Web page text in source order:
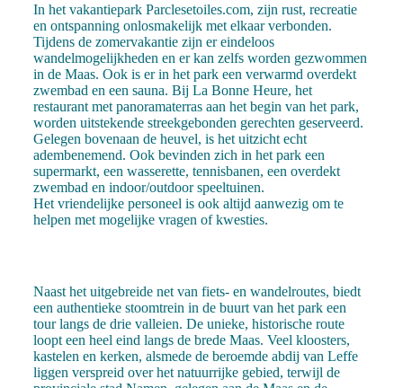
In het vakantiepark Parclesetoiles.com, zijn rust, recreatie
en ontspanning onlosmakelijk met elkaar verbonden.
Tijdens de zomervakantie zijn er eindeloos
wandelmogelijkheden en er kan zelfs worden gezwommen
in de Maas. Ook is er in het park een verwarmd overdekt
zwembad en een sauna. Bij La Bonne Heure, het
restaurant met panoramaterras aan het begin van het park,
worden uitstekende streekgebonden gerechten geserveerd.
Gelegen bovenaan de heuvel, is het uitzicht echt
adembenemend. Ook bevinden zich in het park een
supermarkt, een wasserette, tennisbanen, een overdekt
zwembad en indoor/outdoor speeltuinen.
Het vriendelijke personeel is ook altijd aanwezig om te
helpen met mogelijke vragen of kwesties.
Naast het uitgebreide net van fiets- en wandelroutes, biedt
een authentieke stoomtrein in de buurt van het park een
tour langs de drie valleien. De unieke, historische route
loopt een heel eind langs de brede Maas. Veel kloosters,
kastelen en kerken, alsmede de beroemde abdij van Leffe
liggen verspreid over het natuurrijke gebied, terwijl de